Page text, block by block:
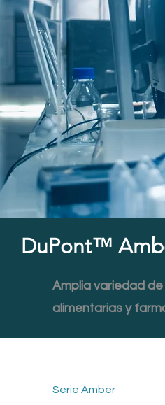
DuPont™
Amplia variedad
alimentarias y
Serie Amber